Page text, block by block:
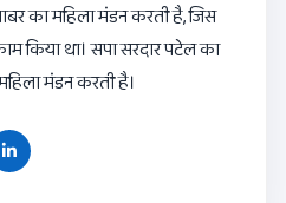
का महिला मंडन करती है, जिस
किया था। सपा सरदार पटेल का
मंडन करती है।